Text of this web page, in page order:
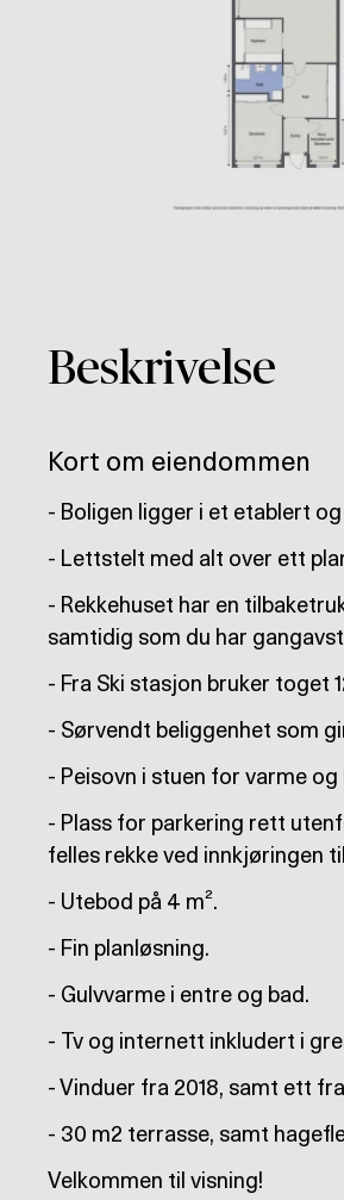
Beskrivelse
Kort om eiendommen
- Boligen ligger i et etablert
- Lettstelt med alt over ett
- Rekkehuset har en
samtidig som du har
- Fra Ski stasjon bruker toget
- Sørvendt beliggenhet som
- Peisovn i stuen for varme og
- Plass for parkering rett
felles rekke ved innkjøringen
- Utebod på 4 m².
- Fin planløsning.
- Gulvvarme i entre og bad.
- Tv og internett inkludert i
- Vinduer fra 2018, samt ett fra
- 30 m2 terrasse, samt
Velkommen til visning!